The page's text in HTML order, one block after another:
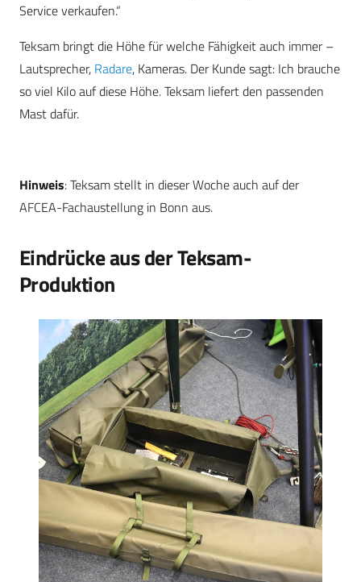
Service verkaufen.“
Teksam bringt die Höhe für welche Fähigkeit auch immer –
Lautsprecher, Radare, Kameras. Der Kunde sagt: Ich brauche
so viel Kilo auf diese Höhe. Teksam liefert den passenden
Mast dafür.
Hinweis: Teksam stellt in dieser Woche auch auf der
AFCEA-Fachaustellung in Bonn aus.
Eindrücke aus der Teksam-
Produktion